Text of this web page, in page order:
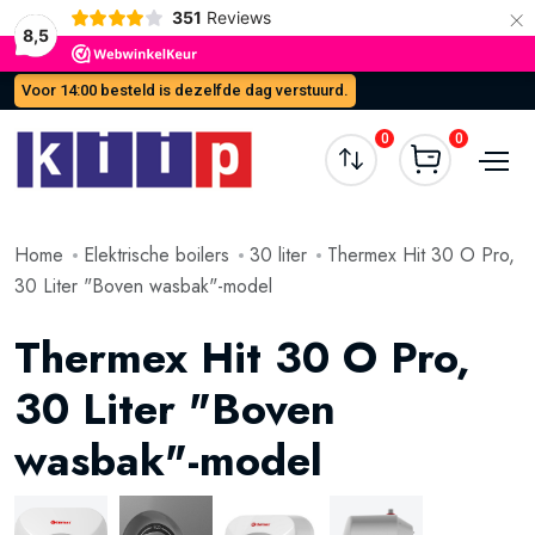
8,5
351 Reviews ×
Voor 14:00 besteld is dezelfde dag verstuurd.
0 0
Home Elektrische boilers 30 liter
Thermex Hit 30 O Pro,
30 Liter "Boven wasbak"-model
Thermex Hit 30 O Pro,
30 Liter "Boven
wasbak"-model